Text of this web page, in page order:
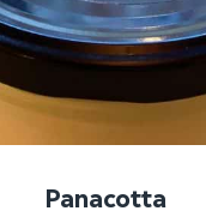
Panacotta